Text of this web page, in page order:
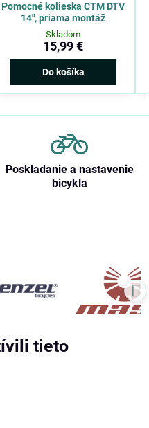
Pomocné kolieska CTM DTV
14", priama montáž
Skladom
15,99 €
Do košíka
Poskladanie a nastavenie
bicykla
tieto